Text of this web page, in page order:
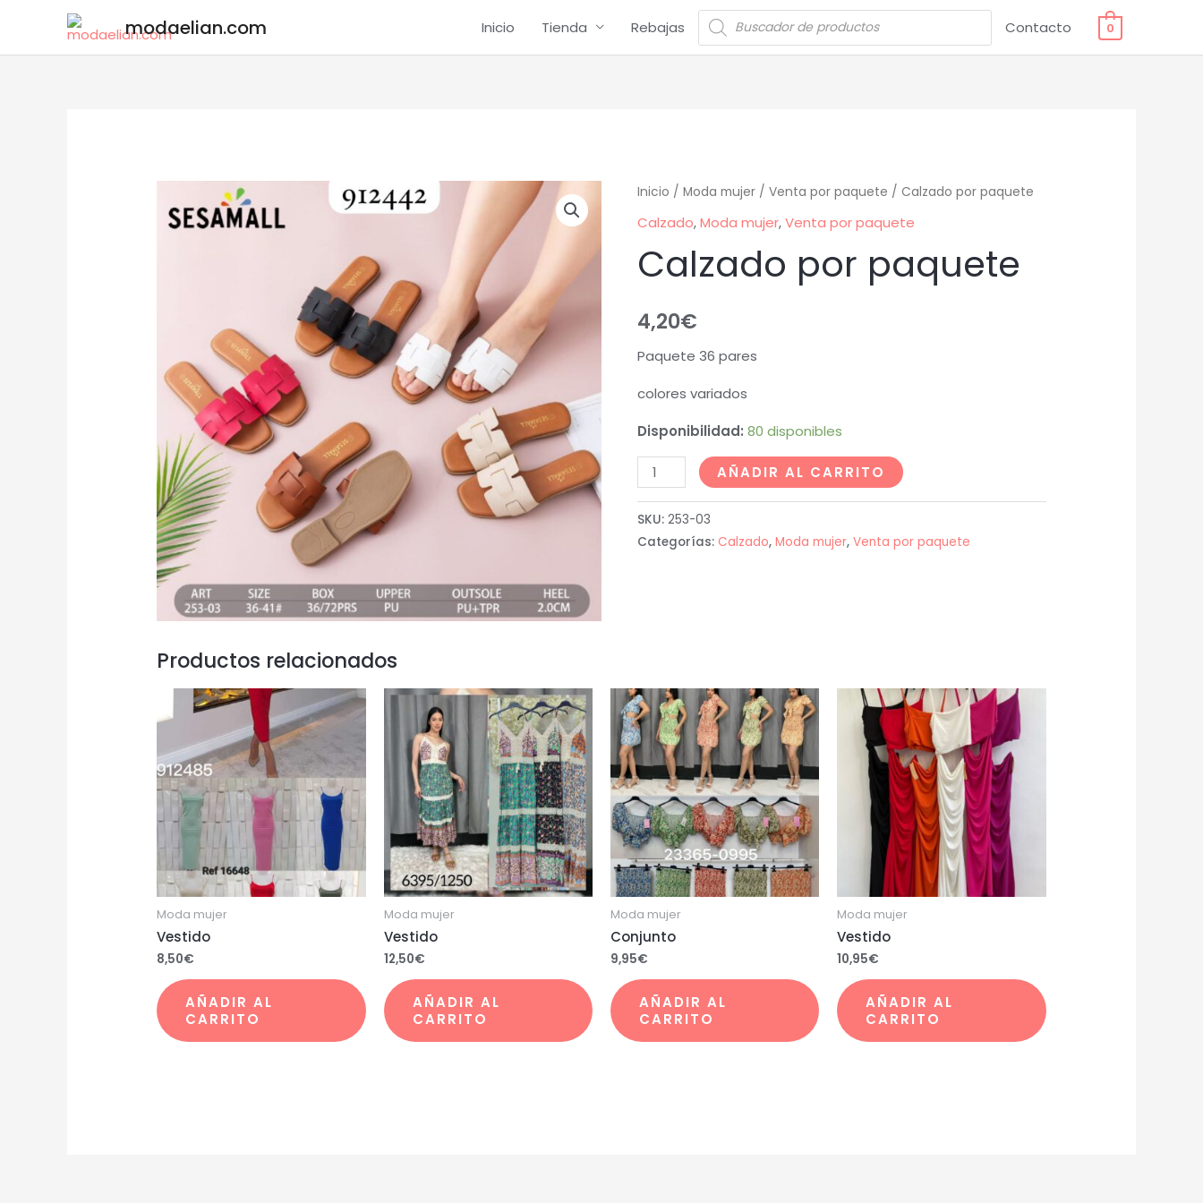
modaelian.com Inicio Tienda Rebajas Contacto 0
Inicio / Moda mujer/ Venta por paquete / Calzado por paquete
Calzado,Moda mujer,Venta por paquete
Calzado por paquete
4,20€
Paquete 36 pares
colores variados
Disponibilidad: 80 disponibles
AÑADIR AL CARRITO
SKU: 253-03
Categorías: Calzado, Moda mujer, Venta por paquete
Productos relacionados
Moda mujer
Vestido
8,50€
AÑADIR AL
CARRITO
Moda mujer
Vestido
12,50€
AÑADIR AL
CARRITO
Moda mujer
Conjunto
9,95€
AÑADIR AL
CARRITO
Moda mujer
Vestido
10,95€
AÑADIR AL
CARRITO